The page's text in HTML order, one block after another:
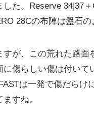
た。Reserve 34|37
28Cの布陣は盤石の
が、この荒れた路面
に傷らしい傷は付いて
は一発で傷だらけ
すね。